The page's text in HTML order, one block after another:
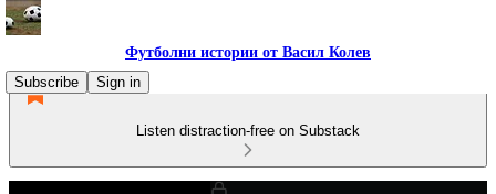
Футболни истории от Васил Колев
Subscribe
Sign in
Listen distraction-free on Substack